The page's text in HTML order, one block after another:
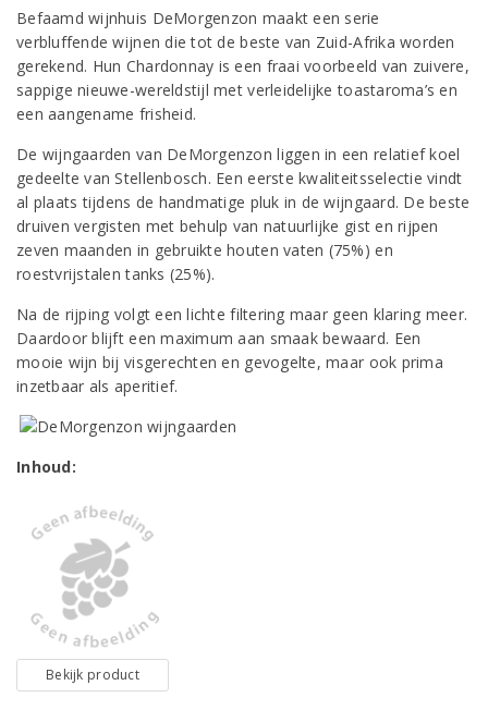
Befaamd wijnhuis DeMorgenzon maakt een serie
verbluffende wijnen die tot de beste van Zuid-Afrika worden
gerekend. Hun Chardonnay is een fraai voorbeeld van zuivere,
sappige nieuwe-wereldstijl met verleidelijke toastaroma’s en
een aangename frisheid.
De wijngaarden van DeMorgenzon liggen in een relatief koel
gedeelte van Stellenbosch. Een eerste kwaliteitsselectie vindt
al plaats tijdens de handmatige pluk in de wijngaard. De beste
druiven vergisten met behulp van natuurlijke gist en rijpen
zeven maanden in gebruikte houten vaten (75%) en
roestvrijstalen tanks (25%).
Na de rijping volgt een lichte filtering maar geen klaring meer.
Daardoor blijft een maximum aan smaak bewaard. Een
mooie wijn bij visgerechten en gevogelte, maar ook prima
inzetbaar als aperitief.
Inhoud:
Bekijk product